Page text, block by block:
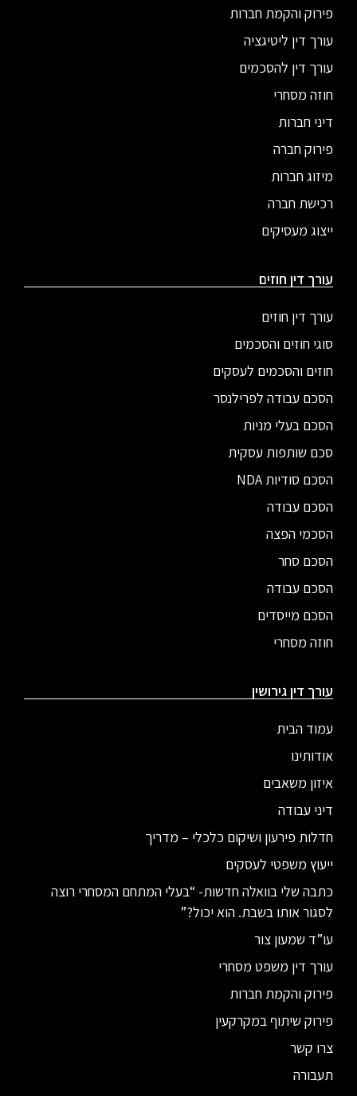
פירוק והקמת חברות
עורך דין ליטיגציה
עורך דין להסכמים
חוזה מסחרי
דיני חברות
פירוק חברה
מיזוג חברות
רכישת חברה
ייצוג מעסיקים
עורך דין חוזים
עורך דין חוזים
סוגי חוזים והסכמים
חוזים והסכמים לעסקים
הסכם עבודה לפרילנסר
הסכם בעלי מניות
סכם שותפות עסקית
הסכם סודיות NDA
הסכם עבודה
הסכמי הפצה
הסכם סחר
הסכם עבודה
הסכם מייסדים
חוזה מסחרי
עורך דין גירושין
עמוד הבית
אודותינו
איזון משאבים
דיני עבודה
חדלות פירעון ושיקום כלכלי – מדריך
ייעוץ משפטי לעסקים
כתבה שלי בוואלה חדשות- “בעלי המתחם המסחרי רוצה
לסגור אותו בשבת. הוא יכול?”
עו”ד שמעון צור
עורך דין משפט מסחרי
פירוק והקמת חברות
פירוק שיתוף במקרקעין
צרו קשר
תעבורה